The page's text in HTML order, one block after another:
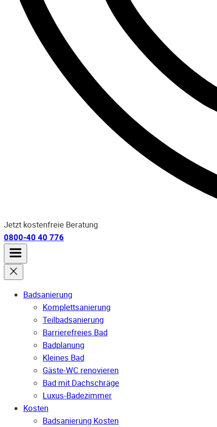
Jetzt kostenfreie Beratung
0800-40 40 776
Badsanierung
Komplettsanierung
Teilbadsanierung
Barrierefreies Bad
Badplanung
Kleines Bad
Gäste-WC renovieren
Bad mit Dachschräge
Luxus-Badezimmer
Kosten
Badsanierung Kosten